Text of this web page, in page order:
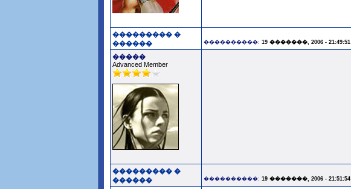
��������� �
������
����������: 19 �������, 2006 - 21:49:51
�����
Advanced Member
��������� �
������
����������: 19 �������, 2006 - 21:51:54